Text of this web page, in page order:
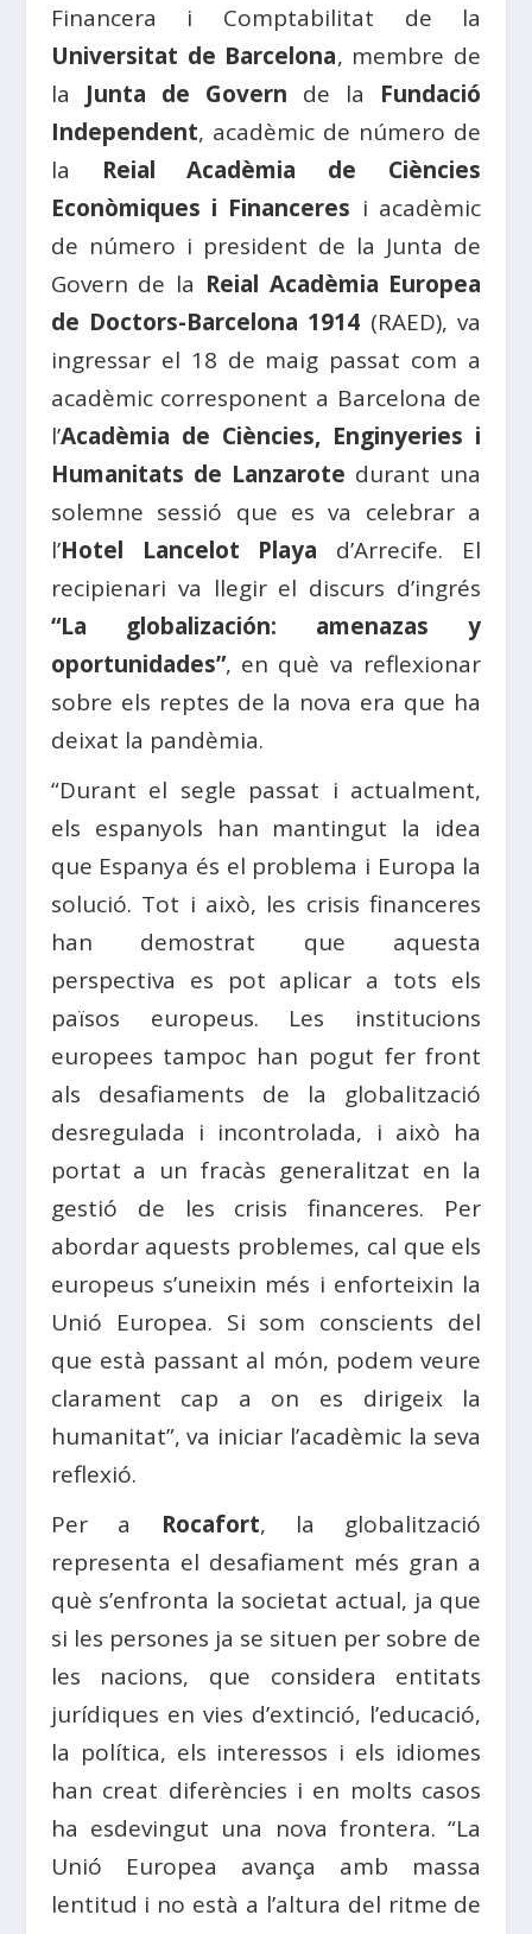
Financera i Comptabilitat de la
Universitat de Barcelona, membre de
la Junta de Govern de la Fundació
Independent, acadèmic de número de
la Reial Acadèmia de Ciències
Econòmiques i Financeres i acadèmic
de número i president de la Junta de
Govern de la Reial Acadèmia Europea
de Doctors-Barcelona 1914 (RAED), va
ingressar el 18 de maig passat com a
acadèmic corresponent a Barcelona de
l’Acadèmia de Ciències, Enginyeries i
Humanitats de Lanzarote durant una
solemne sessió que es va celebrar a
l’Hotel Lancelot Playa d’Arrecife. El
recipienari va llegir el discurs d’ingrés
“La globalización: amenazas y
oportunidades”, en què va reflexionar
sobre els reptes de la nova era que ha
deixat la pandèmia.
“Durant el segle passat i actualment,
els espanyols han mantingut la idea
que Espanya és el problema i Europa la
solució. Tot i això, les crisis financeres
han demostrat que aquesta
perspectiva es pot aplicar a tots els
països europeus. Les institucions
europees tampoc han pogut fer front
als desafiaments de la globalització
desregulada i incontrolada, i això ha
portat a un fracàs generalitzat en la
gestió de les crisis financeres. Per
abordar aquests problemes, cal que els
europeus s’uneixin més i enforteixin la
Unió Europea. Si som conscients del
que està passant al món, podem veure
clarament cap a on es dirigeix la
humanitat”, va iniciar l’acadèmic la seva
reflexió.
Per a Rocafort, la globalització
representa el desafiament més gran a
què s’enfronta la societat actual, ja que
si les persones ja se situen per sobre de
les nacions, que considera entitats
jurídiques en vies d’extinció, l’educació,
la política, els interessos i els idiomes
han creat diferències i en molts casos
ha esdevingut una nova frontera. “La
Unió Europea avança amb massa
lentitud i no està a l’altura del ritme de